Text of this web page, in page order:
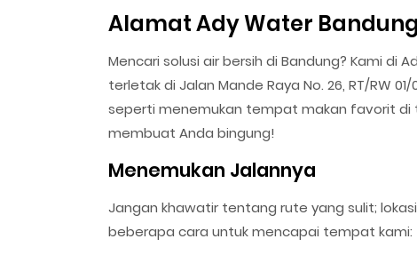
Alamat Ady Water Bandung
Mencari solusi air bersih di Bandung? Kami
terletak di Jalan Mande Raya No. 26, RT/RW
seperti menemukan tempat makan favorit di
membuat Anda bingung!
Menemukan Jalannya
Jangan khawatir tentang rute yang sulit;
beberapa cara untuk mencapai tempat kami: